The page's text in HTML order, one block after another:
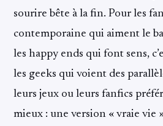
sourire bête à la fin. Pour les
contemporaine qui aiment le
les happy ends qui font sens,
les geeks qui voient des
leurs jeux ou leurs fanfics
mieux : une version « vraie vie